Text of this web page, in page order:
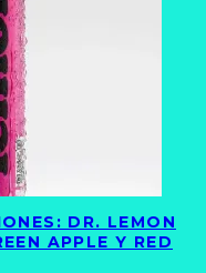
DR. LEMON
APPLE Y RED